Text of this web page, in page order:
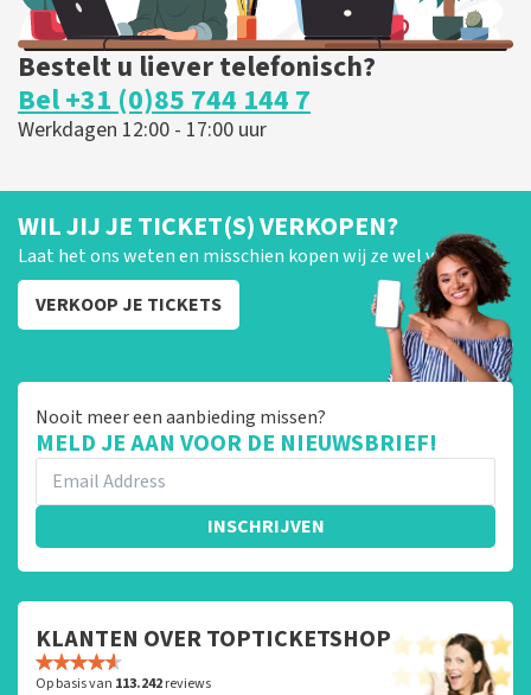
Bestelt u liever telefonisch?
Bel +31 (0)85 744 144 7
Werkdagen 12:00 - 17:00 uur
WIL JIJ JE TICKET(S) VERKOPEN?
Laat het ons weten en misschien kopen wij ze wel van je!
VERKOOP JE TICKETS
Nooit meer een aanbieding missen?
MELD JE AAN VOOR DE NIEUWSBRIEF!
INSCHRIJVEN
KLANTEN OVER TOPTICKETSHOP
Op basis van 113.242reviews